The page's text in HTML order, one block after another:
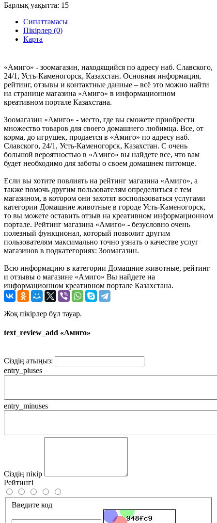
Барлық уақытта: 15
Сипаттамасы
Пікірлер (0)
Карта
«Амиго» - зоомагазин, находящийся по адресу наб. Славского,
24/1, Усть-Каменогорск, Казахстан. Основная информация,
рейтинг, отзывы и контактные данные – всё это можно найти
на странице магазина «Амиго» в информационном
креативном портале Казахстана.
Зоомагазин «Амиго» - место, где вы сможете приобрести
множество товаров для своего домашнего любимца. Все, от
корма, до игрушек, продается в «Амиго» по адресу наб.
Славского, 24/1, Усть-Каменогорск, Казахстан. С очень
большой вероятностью в «Амиго» вы найдете все, что вам
будет необходимо для заботы о своем домашнем питомце.
Если вы хотите повлиять на рейтинг магазина «Амиго», а
также помочь другим пользователям определиться с тем
магазином, в котором они захотят воспользоваться услугами
категории Домашние животные в городе Усть-Каменогорск,
то вы можете оставить отзыв на креативном информационном
портале. Рейтинг магазина «Амиго» - безусловно очень
полезный функционал, который позволит другим
пользователям максимально точно узнать о качестве услуг
магазинов в подкатегориях: Зоомагазин.
Всю информацию в категории Домашние животные, рейтинг
и отзывы о магазине «Амиго» Вы найдете на
информационном креативном портале Казахстана.
Жоқ пікірлер бұл тауар.
text_review_add «Амиго»
Сіздің атыңыз:
entry_pluses
entry_minuses
Сіздің пікір
Рейтингі
Введите код